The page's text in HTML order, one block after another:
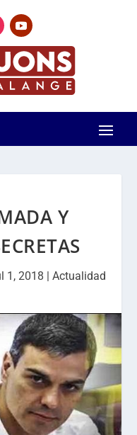
Y
1, 2018 | Actualidad